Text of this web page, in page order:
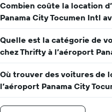
de
location
pour
une
journée
Combien coûte la location
Panama City Tocumen Intl
Quelle est la catégorie de
chez Thrifty à l’aéroport
Où trouver des voitures de
l’aéroport Panama City